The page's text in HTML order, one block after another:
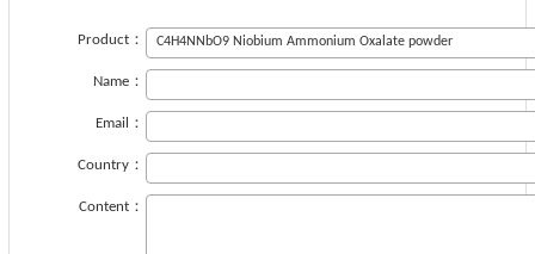
Product：
Name：
Email：
Country：
Content：